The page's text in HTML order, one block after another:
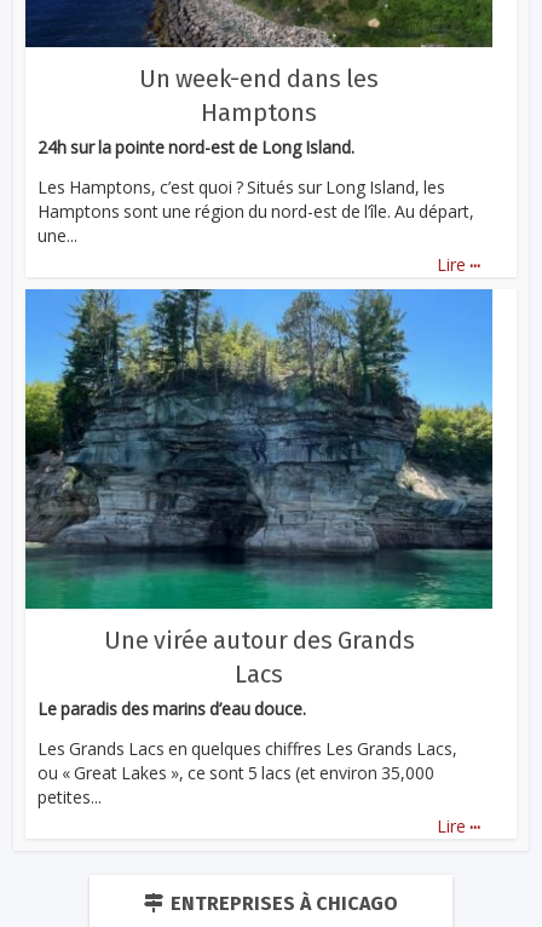
Un week-end dans les
Hamptons
24h sur la pointe nord-est de Long Island.
Les Hamptons, c’est quoi ? Situés sur Long Island, les
Hamptons sont une région du nord-est de l’île. Au départ,
une...
Lire ...
Une virée autour des Grands
Lacs
Le paradis des marins d’eau douce.
Les Grands Lacs en quelques chiffres Les Grands Lacs,
ou « Great Lakes », ce sont 5 lacs (et environ 35,000
petites...
Lire ...
ENTREPRISES À CHICAGO